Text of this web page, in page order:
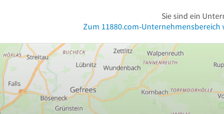
Sie sind ein
Zum 11880.com-Unternehmensbereich